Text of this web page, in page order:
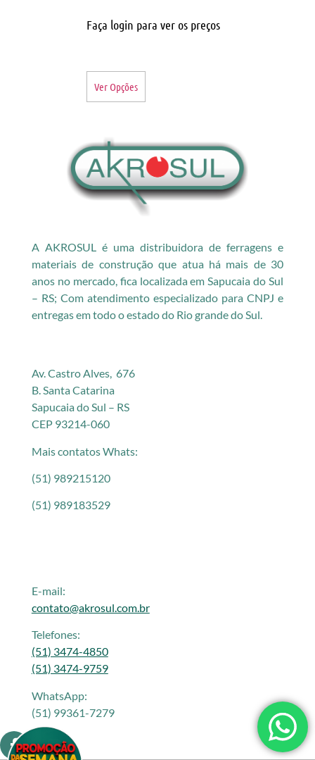
Faça login para ver os preços
Ver Opções
A AKROSUL é uma distribuidora de ferragens e
materiais de construção que atua há mais de 30
anos no mercado, fica localizada em Sapucaia do Sul
– RS; Com atendimento especializado para CNPJ e
entregas em todo o estado do Rio grande do Sul.
Av. Castro Alves, 676
B. Santa Catarina
Sapucaia do Sul – RS
CEP 93214-060
Mais contatos Whats:
(51) 989215120
(51) 989183529
E-mail:
contato@akrosul.com.br
Telefones:
(51) 3474-4850
(51) 3474-9759
WhatsApp:
(51) 99361-7279